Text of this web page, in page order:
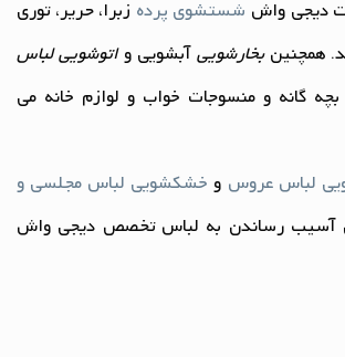
دیجی واش شستشوی پرده زبرا، حریر، توری
همچنینبخارشوییآبشویی واتوشویی لباس
بچه گانه و منسوجات خواب و لوازم خانه می
لباس عروس و خشکشویی لباس مجلسی و
آسیب رساندن به لباس تخصص دیجی واش